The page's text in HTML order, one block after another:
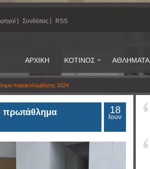
Συνδέσεις RSS
ΑΡΧΙΚΗ ΚΟΤΙΝΟΣ ΑΘΛΗΜΑΤΑ
παρακολύμβησης 2024
πρωτάθλημα
18
Ιουν